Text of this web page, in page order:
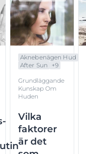
Aknebenägen Hud
After Sun
+9
Grundläggande
Kunskap Om
Huden
Vilka
faktorer
är det